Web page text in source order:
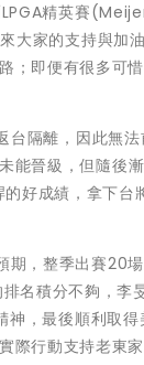
精英賽
大家的支持與加
；即便有很多可
台隔離，因此無法
能晉級，但隨後
好成績，拿下台
期，整季出賽20
名積分不夠，李
，最後順利取得
際行動支持老東